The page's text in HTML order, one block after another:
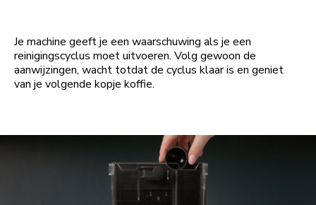
Je machine geeft je een waarschuwing als je een
reinigingscyclus moet uitvoeren. Volg gewoon de
aanwijzingen, wacht totdat de cyclus klaar is en geniet
van je volgende kopje koffie.